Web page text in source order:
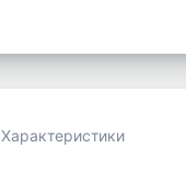
Характеристики